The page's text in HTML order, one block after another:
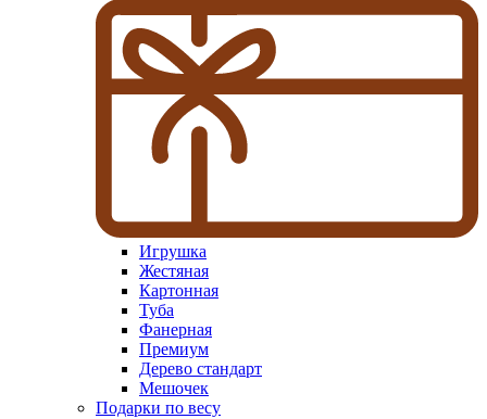
Игрушка
Жестяная
Картонная
Туба
Фанерная
Премиум
Дерево стандарт
Мешочек
Подарки по весу